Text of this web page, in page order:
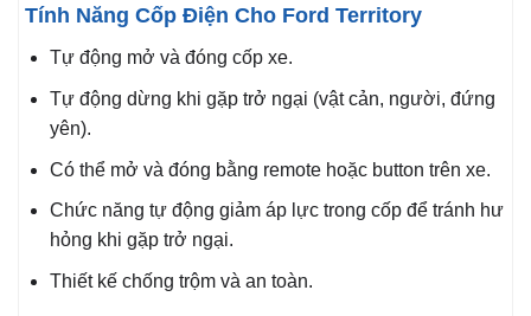
Tính Năng Cốp Điện Cho Ford Territory
Tự động mở và đóng cốp xe.
Tự động dừng khi gặp trở ngại (vật cản, người, đứng
yên).
Có thể mở và đóng bằng remote hoặc button trên xe.
Chức năng tự động giảm áp lực trong cốp để tránh hư
hỏng khi gặp trở ngại.
Thiết kế chống trộm và an toàn.